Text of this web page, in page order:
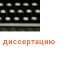
диссертацию